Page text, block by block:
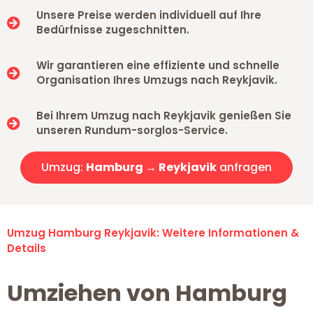
Unsere Preise werden individuell auf Ihre
Bedürfnisse zugeschnitten.
Wir garantieren eine effiziente und schnelle
Organisation Ihres Umzugs nach Reykjavik.
Bei Ihrem Umzug nach Reykjavik genießen Sie
unseren Rundum-sorglos-Service.
Umzug: Hamburg → Reykjavik anfragen
Umzug Hamburg Reykjavik: Weitere Informationen &
Details
Umziehen von Hamburg